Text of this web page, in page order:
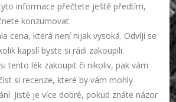
informace přečtete ještě předtím,
konzumovat.
cena, která není nijak vysoká. Odvíjí se
kapslí byste si rádi zakoupili.
tento lék zakoupit či nikoliv, pak vám
si recenze, které by vám mohly
Jistě je více dobré, pokud znáte názor